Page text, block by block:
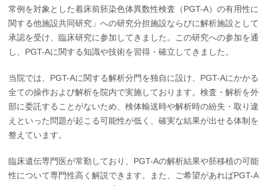
常例を対象とした着床前胚染色体異数性検査（PGT-A）の有用性に
関する他施設共同研究」への研究分担施設ならびに解析施設として
承認を受け、臨床研究に参加してきました。この研究への参加を通
し、PGT-Aに関する知識や技術を習得・確立してきました。
当院では、PGT-Aに関する解析分門を独自に設け、PGT-Aにかかる
全ての操作および解析を院内で実施しております。検査・解析を外
部に委託することがないため、検体輸送時や解析時の紛失・取り違
えといった問題が起こる可能性が低く、確実な結果が出せる体制を
整えています。
臨床遺伝専門医が常勤しており、PGT-Aの解析結果や胚移植の可能
性について専門性高く解説できます。また、ご希望があればPGT-A